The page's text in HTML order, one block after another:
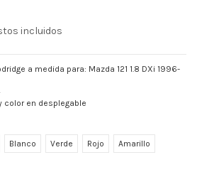
incluidos
a medida para: Mazda 121 1.8 DXi 1996-
color en desplegable
Blanco Verde Rojo Amarillo